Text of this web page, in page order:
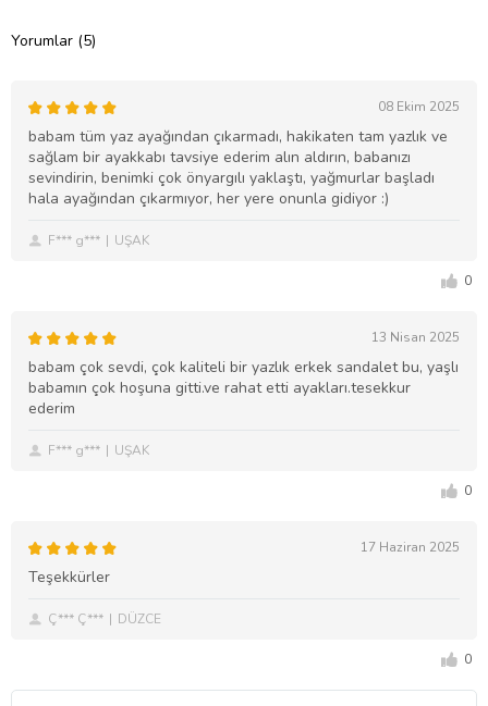
Yorumlar (5)
08 Ekim 2025
babam tüm yaz ayağından çıkarmadı, hakikaten tam yazlık ve
sağlam bir ayakkabı tavsiye ederim alın aldırın, babanızı
sevindirin, benimki çok önyargılı yaklaştı, yağmurlar başladı
hala ayağından çıkarmıyor, her yere onunla gidiyor :)
F*** g*** UŞAK
0
13 Nisan 2025
babam çok sevdi, çok kaliteli bir yazlık erkek sandalet bu, yaşlı
babamın çok hoşuna gitti.ve rahat etti ayakları.tesekkur
ederim
F*** g*** UŞAK
0
17 Haziran 2025
Teşekkürler
Ç*** Ç*** DÜZCE
0